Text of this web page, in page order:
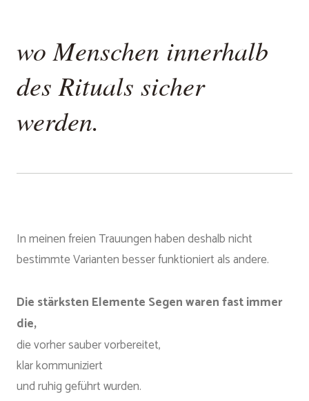
wo Menschen innerhalb
des Rituals sicher
werden.
In meinen freien Trauungen haben deshalb nicht
bestimmte Varianten besser funktioniert als andere.
Die stärksten Elemente Segen waren fast immer
die,
die vorher sauber vorbereitet,
klar kommuniziert
und ruhig geführt wurden.